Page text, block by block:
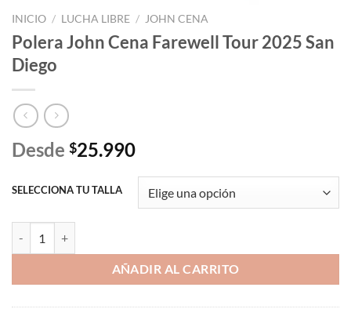
INICIO / LUCHA LIBRE / JOHN CENA
Polera John Cena Farewell Tour 2025 San
Diego
Desde $25.990
SELECCIONA TU TALLA
AÑADIR AL CARRITO